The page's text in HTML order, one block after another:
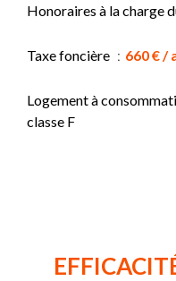
Honoraires à la charge
Taxe foncière 660 € /
Logement à
classe F